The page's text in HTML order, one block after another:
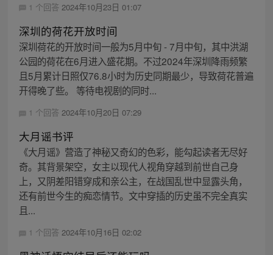
1 个回答 2024年10月23日 01:07
深圳的荷花开放时间
深圳荷花的开放时间一般为5月中旬 - 7月中旬，其中洪湖
公园的荷花在6月进入盛花期。不过2024年深圳降雨频繁
且5月累计日照仅76.8小时为历史同期最少，导致荷花普遍
开得晚了些。 等待电视剧的同时...
1 个回答 2024年10月20日 07:29
大月谣书评
《大月谣》营造了神秘又奇幻的色彩，能勾起读者无尽好
奇。其背景架空，女主以现代人视角穿越到前世自己身
上，又阴差阳错穿成和亲公主，在战国乱世中显露头角，
还有前世今生的痴恋情节。文中穿插的历史虽不完全真实
且...
1 个回答 2024年10月16日 02:02